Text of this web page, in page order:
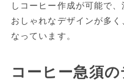
しコーヒー作成が可能で
おしゃれなデザインが多
なっています。
コーヒー急須